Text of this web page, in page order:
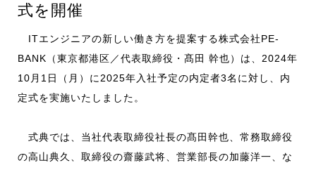
CONTACT
式を開催
ITエンジニアの新しい働き方を提案する株式会社PE-
BANK（東京都港区／代表取締役・髙田 幹也）は、2024年
10月1日（月）に2025年入社予定の内定者3名に対し、内
定式を実施いたしました。
式典では、当社代表取締役社長の髙田幹也、常務取締役
の高山典久、取締役の齋藤武将、営業部長の加藤洋一、な